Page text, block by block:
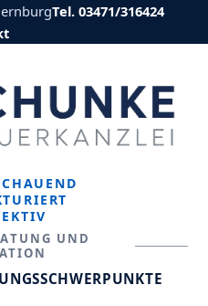
Tel. 03471/316424
UND